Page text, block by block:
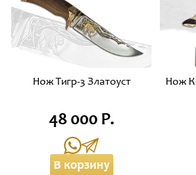
Нож Тигр-3 Златоуст
48 000 Р.
В корзину
Нож